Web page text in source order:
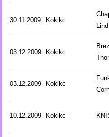
30.11.2009 Kokiko
03.12.2009 Kokiko
03.12.2009 Kokiko
10.12.2009 Kokiko